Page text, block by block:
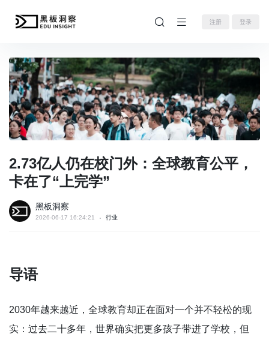
注册 登录
2.73亿人仍在校门外：全球教育公平，
卡在了“上完学”
黑板洞察
2026-06-17 16:24:21 行业
导语
2030年越来越近，全球教育却正在面对一个并不轻松的现
实：过去二十多年，世界确实把更多孩子带进了学校，但